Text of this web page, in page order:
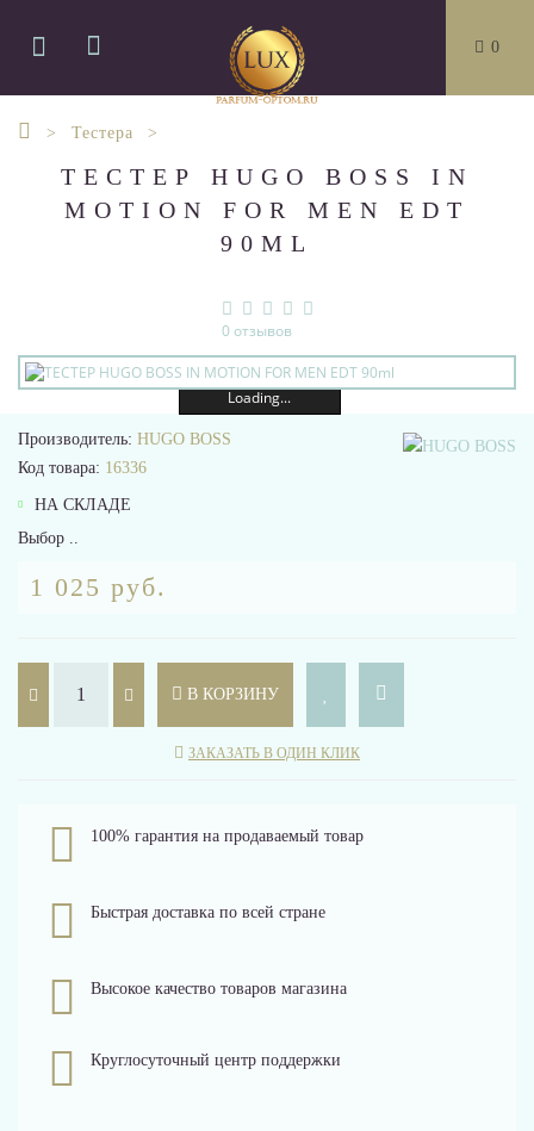
0
Тестера
ТЕСТЕР HUGO BOSS IN
MOTION FOR MEN EDT
90ML
0 отзывов
Loading...
Производитель: HUGO BOSS
Код товара: 16336
НА СКЛАДЕ
Выбор ..
1 025 руб.
В КОРЗИНУ
ЗАКАЗАТЬ В ОДИН КЛИК
100% гарантия на продаваемый товар
Быстрая доставка по всей стране
Высокое качество товаров магазина
Круглосуточный центр поддержки